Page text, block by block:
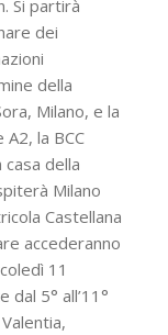
Si partirà
dei
della
Milano, e la
la BCC
della
Milano
Castellana
accederanno
11
5° all’11°